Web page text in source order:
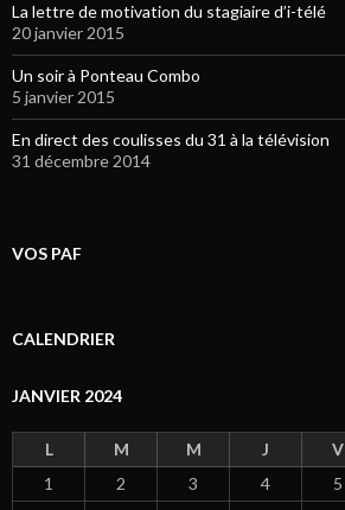
La lettre de motivation du stagiaire d’i-télé
20 janvier 2015
Un soir à Ponteau Combo
5 janvier 2015
En direct des coulisses du 31 à la télévision
31 décembre 2014
VOS PAF
CALENDRIER
JANVIER 2024
L M M J V
1
2 3 4 5